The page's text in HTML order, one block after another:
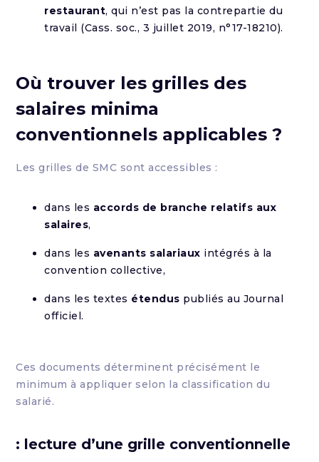
restaurant, qui n’est pas la contrepartie du
travail (Cass. soc., 3 juillet 2019, n°17-18210).
Où trouver les grilles des
salaires minima
conventionnels applicables ?
Les grilles de SMC sont accessibles :
dans les accords de branche relatifs aux
salaires,
dans les avenants salariaux intégrés à la
convention collective,
dans les textes étendus publiés au Journal
officiel.
Ces documents déterminent précisément le
minimum à appliquer selon la classification du
salarié.
: lecture d’une grille conventionnelle